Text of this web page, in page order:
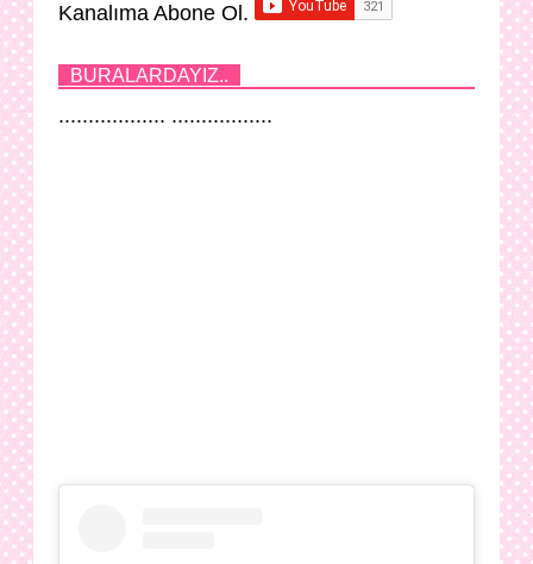
Kanalıma Abone Ol.
BURALARDAYIZ..
.................. .................